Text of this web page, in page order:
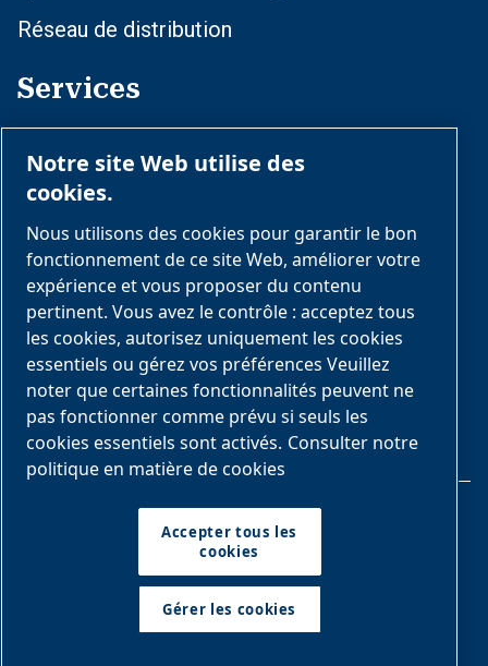
Réseau de distribution
Services
Opérations courantes
Services complémentaires
Conformité et gestion du cycle de vie
Suivez-nous sur
Notre site Web utilise des
cookies.
Nous utilisons des cookies pour garantir le bon
fonctionnement de ce site Web, améliorer votre
expérience et vous proposer du contenu
pertinent. Vous avez le contrôle : acceptez tous
les cookies, autorisez uniquement les cookies
essentiels ou gérez vos préférences Veuillez
noter que certaines fonctionnalités peuvent ne
pas fonctionner comme prévu si seuls les
cookies essentiels sont activés. Consulter notre
politique en matière de cookies
Accepter tous les
cookies
Gérer les cookies